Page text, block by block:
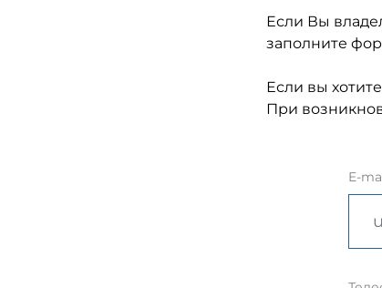
Если Вы
заполните
Если вы
При
E-